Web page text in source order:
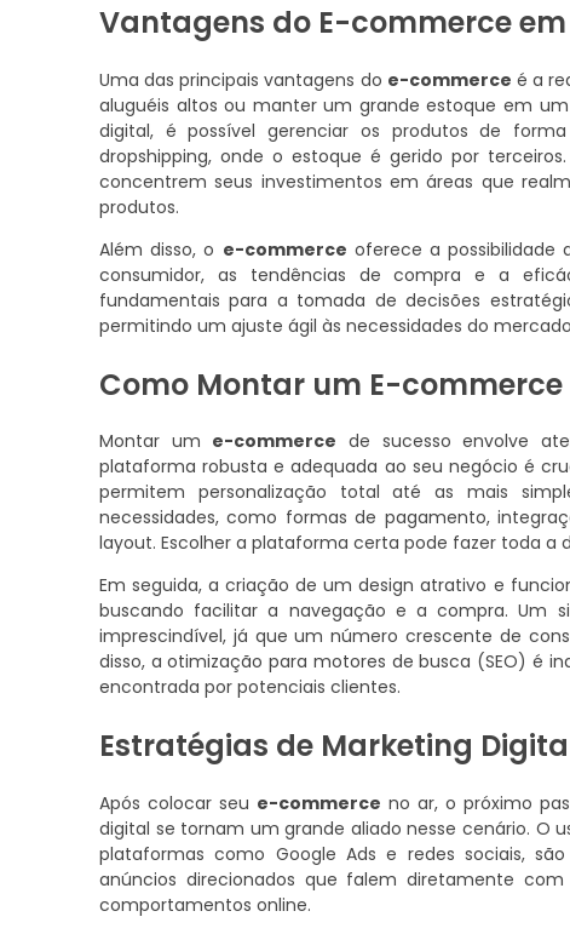
Vantagens do E-commerce
Uma das principais vantagens do e-commerce é a
aluguéis altos ou manter um grande estoque em
digital, é possível gerenciar os produtos de
dropshipping, onde o estoque é gerido por
concentrem seus investimentos em áreas que
produtos.
Além disso, o e-commerce oferece a possibilidade
consumidor, as tendências de compra e a
fundamentais para a tomada de decisões
permitindo um ajuste ágil às necessidades do
Como Montar um E-commerce
Montar um e-commerce de sucesso envolve
plataforma robusta e adequada ao seu negócio é
permitem personalização total até as mais
necessidades, como formas de pagamento,
layout. Escolher a plataforma certa pode fazer toda a
Em seguida, a criação de um design atrativo e
buscando facilitar a navegação e a compra. Um
imprescindível, já que um número crescente de
disso, a otimização para motores de busca (SEO) é
encontrada por potenciais clientes.
Estratégias de Marketing
Após colocar seu e-commerce no ar, o próximo
digital se tornam um grande aliado nesse cenário. O
plataformas como Google Ads e redes sociais,
anúncios direcionados que falem diretamente
comportamentos online.